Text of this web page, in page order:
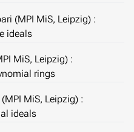
(MPI MiS, Leipzig) :
ideals
MiS, Leipzig) :
rings
MiS, Leipzig) :
ideals